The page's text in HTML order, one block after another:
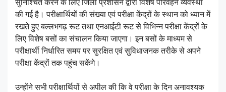
सुनिश्चित करने के लिए जिला प्रशासन द्वारा विशेष परिवहन व्यवस्था
की गई है। परीक्षार्थियों की संख्या एवं परीक्षा केंद्रों के स्थान को ध्यान में
रखते हुए बल्लभगढ़ रूट तथा एनआईटी रूट से विभिन्न परीक्षा केंद्रों के
लिए विशेष बसों का संचालन किया जाएगा। इन बसों के माध्यम से
परीक्षार्थी निर्धारित समय पर सुरक्षित एवं सुविधाजनक तरीके से अपने
परीक्षा केंद्रों तक पहुंच सकेंगे।
उन्होंने सभी परीक्षार्थियों से अपील की कि वे परीक्षा के दिन अनावश्यक